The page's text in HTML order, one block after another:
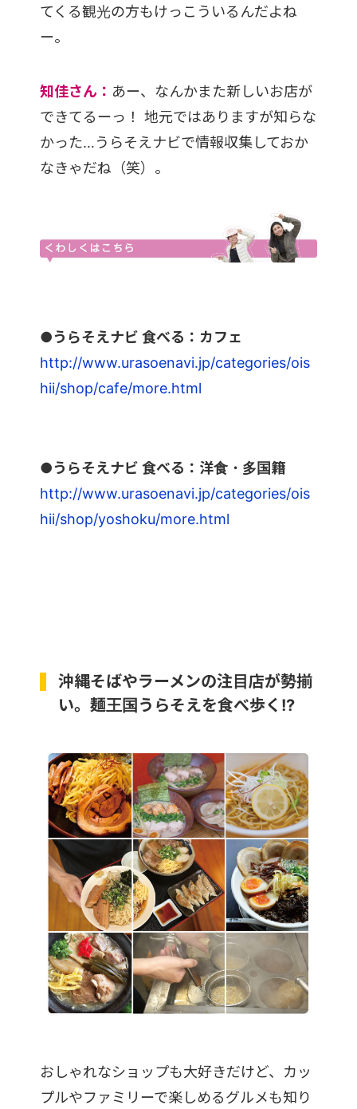
てくる観光の方もけっこういるんだよね
ー。
知佳さん： あー、なんかまた新しいお店が
できてるーっ！ 地元ではありますが知らな
かった…うらそえナビで情報収集しておか
なきゃだね（笑）。
●うらそえナビ 食べる：カフェ
http://www.urasoenavi.jp/categories/ois
hii/shop/cafe/more.html
●うらそえナビ 食べる：洋食・多国籍
http://www.urasoenavi.jp/categories/ois
hii/shop/yoshoku/more.html
沖縄そばやラーメンの注目店が勢揃
い。麺王国うらそえを食べ歩く!?
おしゃれなショップも大好きだけど、カッ
プルやファミリーで楽しめるグルメも知り